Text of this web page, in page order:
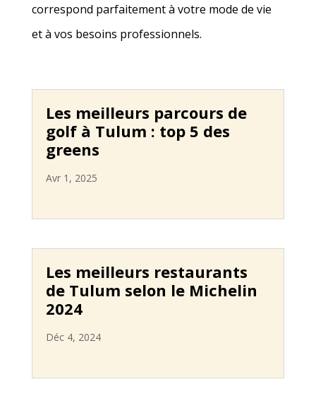
correspond parfaitement à votre mode de vie
et à vos besoins professionnels.
Les meilleurs parcours de
golf à Tulum : top 5 des
greens
Avr 1, 2025
Les meilleurs restaurants
de Tulum selon le Michelin
2024
Déc 4, 2024